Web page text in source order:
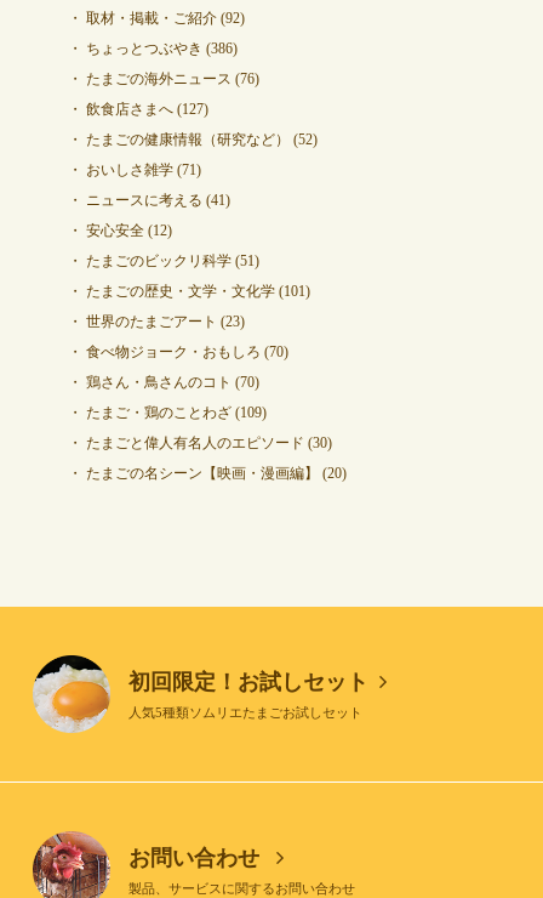
取材・掲載・ご紹介(92)
ちょっとつぶやき (386)
たまごの海外ニュース (76)
飲食店さまへ(127)
たまごの健康情報（研究など）
(52)
おいしさ雑学(71)
ニュースに考える (41)
安心安全(12)
たまごのビックリ科学(51)
たまごの歴史・文学・文化学(101)
世界のたまごアート (23)
食べ物ジョーク・おもしろ (70)
鶏さん・鳥さんのコト (70)
たまご・鶏のことわざ(109)
たまごと偉人有名人のエピソード (30)
たまごの名シーン【映画・漫画編】
(20)
初回限定！お試しセット
人気5種類ソムリエたまごお試しセット
お問い合わせ
製品、サービスに関するお問い合わせ